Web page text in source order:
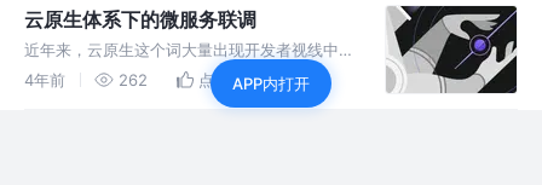
云原生体系下的微服务联调
近年来，云原生这个词大量出现开发者视线中，
其目的是以一种更自动化、低成本的方式管理基
础设施、应用和流程，代表技术包括容器、服务
4年前 262 点赞 评论
APP内打开